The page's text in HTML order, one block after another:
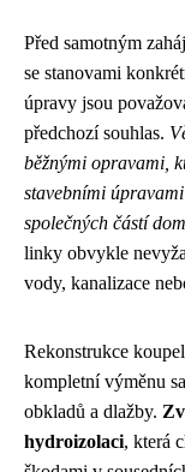
Před samotným
se stanovami
úpravy jsou
předchozí souhlas.
běžnými opravami,
stavebními
společných částí
linky obvykle
vody, kanalizace
Rekonstrukce
kompletní výměnu
obkladů a dlažby.
hydroizolaci, která